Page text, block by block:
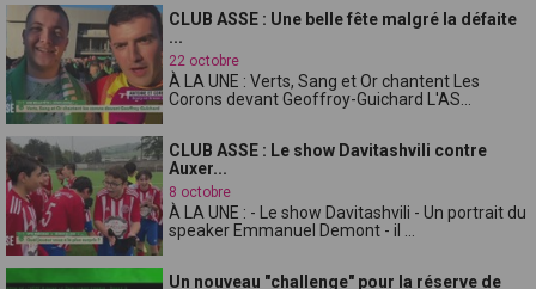
CLUB ASSE : Une belle fête malgré la défaite
...
22 octobre
À LA UNE : Verts, Sang et Or chantent Les
Corons devant Geoffroy-Guichard L'AS...
CLUB ASSE : Le show Davitashvili contre
Auxer...
8 octobre
À LA UNE : - Le show Davitashvili - Un portrait du
speaker Emmanuel Demont - il ...
Un nouveau "challenge" pour la réserve de